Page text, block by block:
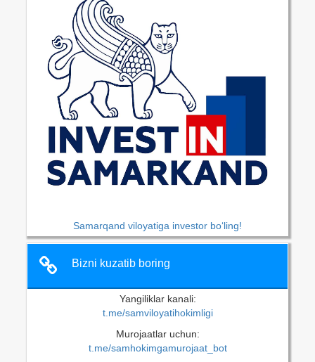
Samarqand viloyatiga investor bo‘ling!
Bizni kuzatib boring
Yangiliklar kanali:
t.me/samviloyatihokimligi
Murojaatlar uchun:
t.me/samhokimgamurojaat_bot